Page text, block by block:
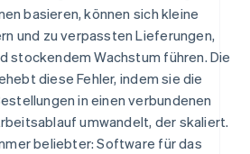
basieren, können sich kleine
und zu verpassten Lieferungen,
stockendem Wachstum führen. Die
diese Fehler, indem sie die
in einen verbundenen
umwandelt, der skaliert.
beliebter: Software für das